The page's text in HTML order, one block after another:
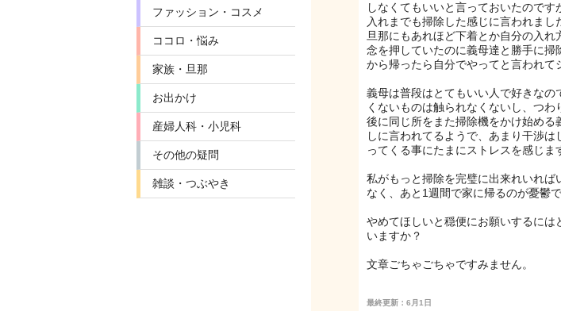
ファッション・コスメ
ココロ・悩み
家族・旦那
お出かけ
産婦人科・小児科
その他の疑問
雑談・つぶやき
しなくてもいいと言っておいたので
入れまでも掃除した感じに言われまし
旦那にもあれほど下着とか自分の入
念を押していたのに義母達と勝手に
から帰ったら自分でやってと言われて
義母は普段はとてもいい人で好きな
くないものは触られなくないし、つ
後に同じ所をまた掃除機をかけ始める
しに言われてるようで、あまり干渉
ってくる事にたまにストレスを感じま
私がもっと掃除を完璧に出来れいれば
なく、あと1週間で家に帰るのが憂鬱で
やめてほしいと穏便にお願いするに
いますか？
文章ごちゃごちゃですみません。
最終更新：6月1日